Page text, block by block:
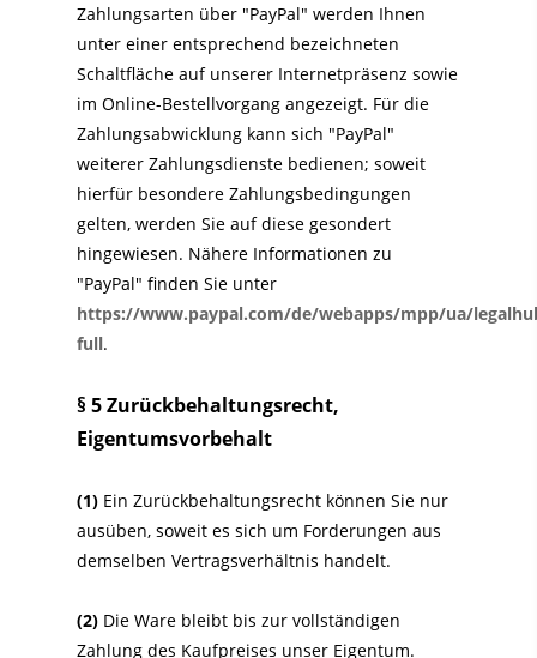
Zahlungsarten über "PayPal" werden Ihnen
unter einer entsprechend bezeichneten
Schaltfläche auf unserer Internetpräsenz sowie
im Online-Bestellvorgang angezeigt. Für die
Zahlungsabwicklung kann sich "PayPal"
weiterer Zahlungsdienste bedienen; soweit
hierfür besondere Zahlungsbedingungen
gelten, werden Sie auf diese gesondert
hingewiesen. Nähere Informationen zu
"PayPal" finden Sie unter
https://www.paypal.com/de/webapps/mpp/ua/
full.
§ 5 Zurückbehaltungsrecht,
Eigentumsvorbehalt
(1) Ein Zurückbehaltungsrecht können Sie nur
ausüben, soweit es sich um Forderungen aus
demselben Vertragsverhältnis handelt.
(2) Die Ware bleibt bis zur vollständigen
Zahlung des Kaufpreises unser Eigentum.